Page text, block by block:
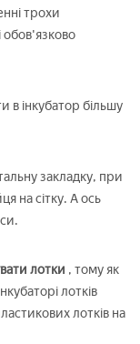
трохи
обов'язково
в інкубатор більшу
закладку, при
на сітку. А ось
лотки , тому як
лотків
лотків на